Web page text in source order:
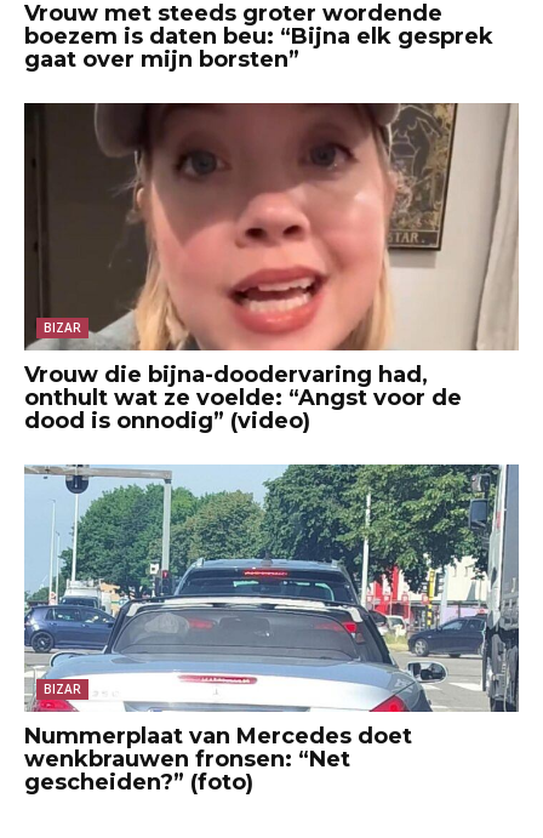
Vrouw met steeds groter wordende
boezem is daten beu: “Bijna elk gesprek
gaat over mijn borsten”
BIZAR
Vrouw die bijna-doodervaring had,
onthult wat ze voelde: “Angst voor de
dood is onnodig” (video)
BIZAR
Nummerplaat van Mercedes doet
wenkbrauwen fronsen: “Net
gescheiden?” (foto)